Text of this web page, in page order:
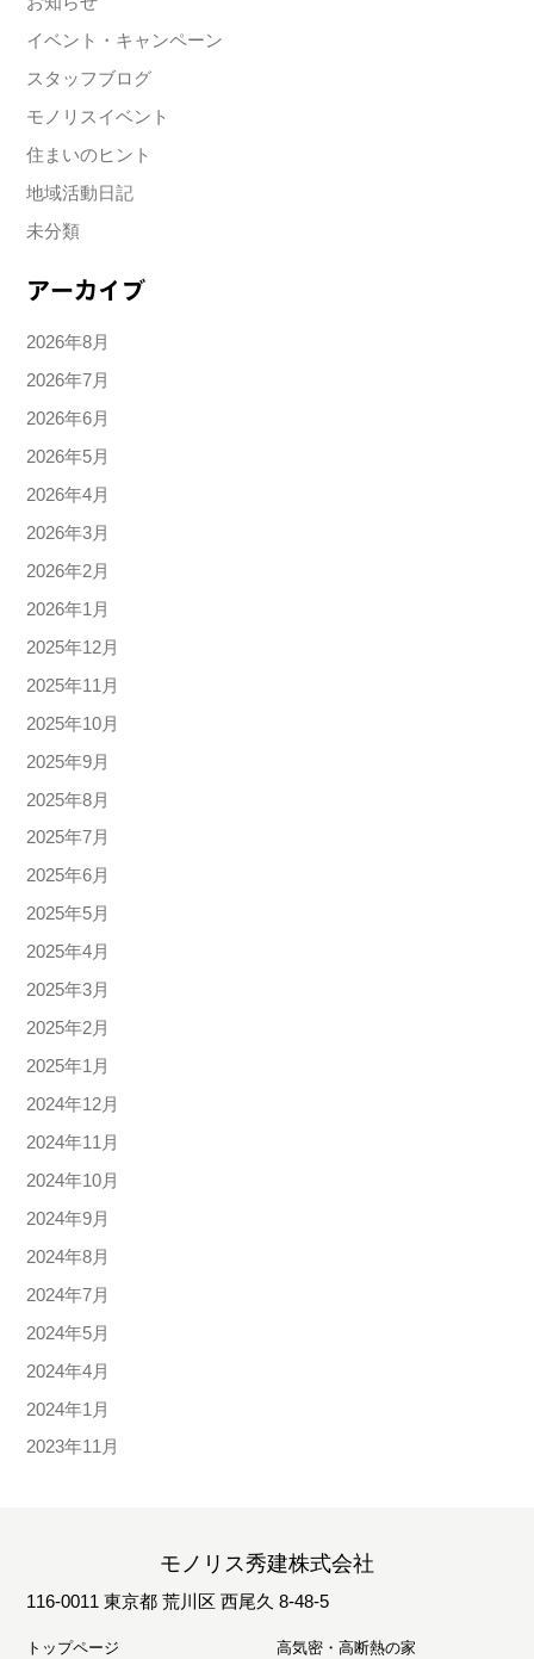
イベント・キャンペーン
スタッフブログ
モノリスイベント
住まいのヒント
地域活動日記
未分類
アーカイブ
2026年8月
2026年7月
2026年6月
2026年5月
2026年4月
2026年3月
2026年2月
2026年1月
2025年12月
2025年11月
2025年10月
2025年9月
2025年8月
2025年7月
2025年6月
2025年5月
2025年4月
2025年3月
2025年2月
2025年1月
2024年12月
2024年11月
2024年10月
2024年9月
2024年8月
2024年7月
2024年5月
2024年4月
2024年1月
2023年11月
モノリス秀建株式会社
116-0011 東京都 荒川区 西尾久 8-48-5
トップページ
高気密・高断熱の家